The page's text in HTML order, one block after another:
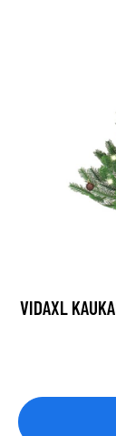
VIDAXL